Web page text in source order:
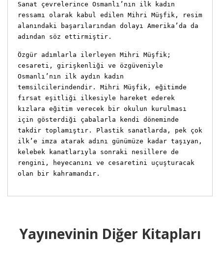
Sanat çevrelerince Osmanlı’nın ilk kadın
ressamı olarak kabul edilen Mihri Müşfik, resim
alanındaki başarılarından dolayı Amerika’da da
adından söz ettirmiştir.
Özgür adımlarla ilerleyen Mihri Müşfik;
cesareti, girişkenliği ve özgüveniyle
Osmanlı’nın ilk aydın kadın
temsilcilerindendir. Mihri Müşfik, eğitimde
fırsat eşitliği ilkesiyle hareket ederek
kızlara eğitim verecek bir okulun kurulması
için gösterdiği çabalarla kendi döneminde
takdir toplamıştır. Plastik sanatlarda, pek çok
ilk’e imza atarak adını günümüze kadar taşıyan,
kelebek kanatlarıyla sonraki nesillere de
rengini, heyecanını ve cesaretini uçuşturacak
olan bir kahramandır.
Yayınevinin Diğer Kitapları